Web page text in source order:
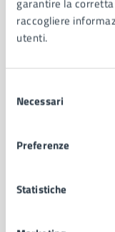
garantire la
raccogliere
utenti.
delNecessari
Preferenze
Statistiche
Aree amministrative
Organi di governo
Municipalità
Personale
Intranet, posta
CATEGORIE DI SERVIZIO
Anagrafe e stato civile